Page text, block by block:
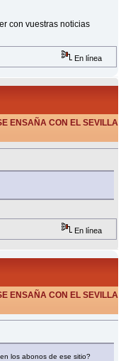
con vuestras noticias
En línea
ENSAÑA CON EL SEVILLA
En línea
ENSAÑA CON EL SEVILLA
los abonos de ese sitio?